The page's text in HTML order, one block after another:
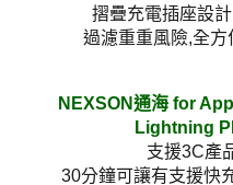
摺疊充電插座設
過濾重重風險,全
NEXSON通海 for
Lightning
支援3C產
30分鐘可讓有支援快